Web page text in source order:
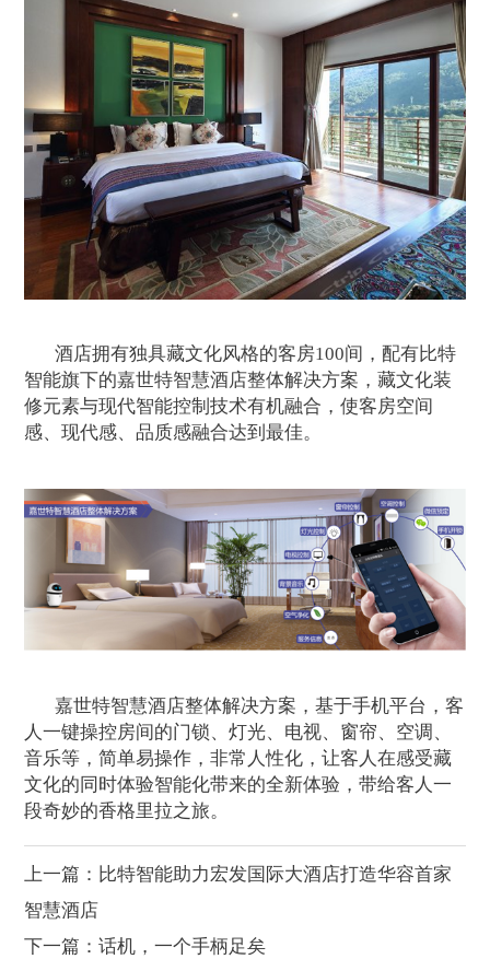
酒店拥有独具藏文化风格的客房100间，配有比特
智能旗下的嘉世特智慧酒店整体解决方案，藏文化装
修元素与现代智能控制技术有机融合，使客房空间
感、现代感、品质感融合达到最佳。
嘉世特智慧酒店整体解决方案，基于手机平台，客
人一键操控房间的门锁、灯光、电视、窗帘、空调、
音乐等，简单易操作，非常人性化，让客人在感受藏
文化的同时体验智能化带来的全新体验，带给客人一
段奇妙的香格里拉之旅。
上一篇： 比特智能助力宏发国际大酒店打造华容首家
智慧酒店
下一篇：话机，一个手柄足矣